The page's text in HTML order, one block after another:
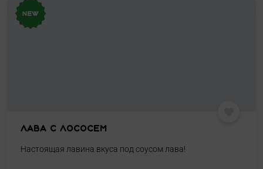
Лава с лососем
Настоящая лавина вкуса под соусом лава!